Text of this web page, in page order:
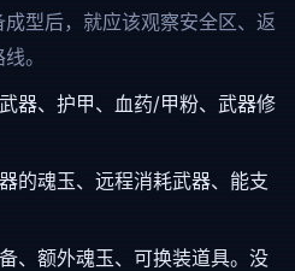
型后，就应该观察安全区、返
。
器、护甲、血药/甲粉、武器修
的魂玉、远程消耗武器、能支
、额外魂玉、可换装道具。没